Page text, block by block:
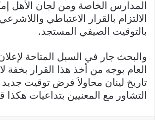
المدارس الخاصة ومن لجان الأهل
الالتزام بالقرار الاعتباطي
بالتوقيت الصيفي المستجد.
والبحث جار في السبل المتاحة
العام بوجه من أخذ هذا القرار بخفة
تاريخ لينان محاولاَ فرض توقيت
التشاور مع المعنيين بتداعيات هكذا